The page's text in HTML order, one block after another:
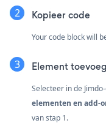
Kopieer code
Your code block will
Element
Selecteer in de
elementen en add-
van stap 1.